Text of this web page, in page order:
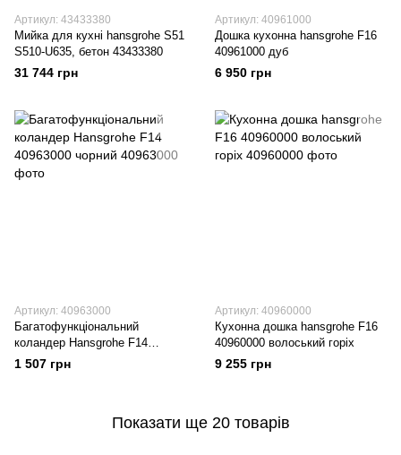
Артикул: 43433380
Мийка для кухні hansgrohe S51
S510-U635, бетон 43433380
31 744 грн
Артикул: 40961000
Дошка кухонна hansgrohe F16
40961000 дуб
6 950 грн
Артикул: 40963000
Багатофункціональний
коландер Hansgrohe F14
40963000 чорний
1 507 грн
Артикул: 40960000
Кухонна дошка hansgrohe F16
40960000 волоський горіх
9 255 грн
Показати ще 20 товарів